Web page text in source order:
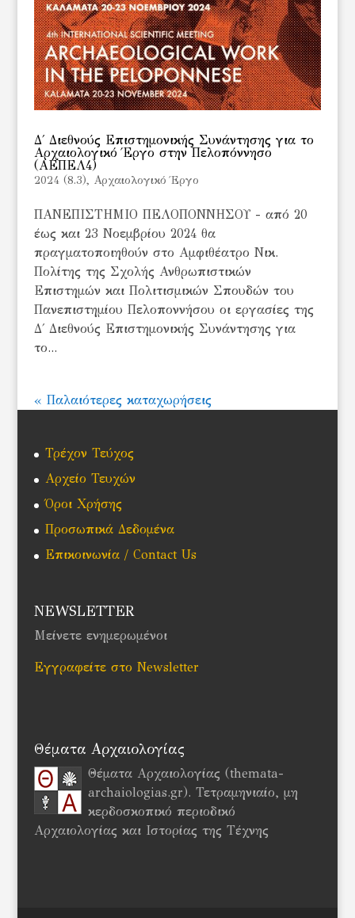
Δ΄ Διεθνούς Επιστημονικής Συνάντησης για το
Αρχαιολογικό Έργο στην Πελοπόννησο
(ΑΕΠΕΛ4)
2024 (8.3), Αρχαιολογικό Έργο
ΠΑΝΕΠΙΣΤΗΜΙΟ ΠΕΛΟΠΟΝΝΗΣΟΥ - από 20
έως και 23 Νοεμβρίου 2024 θα
πραγματοποιηθούν στο Αμφιθέατρο Νικ.
Πολίτης της Σχολής Ανθρωπιστικών
Επιστημών και Πολιτισμικών Σπουδών του
Πανεπιστημίου Πελοποννήσου οι εργασίες της
Δ΄ Διεθνούς Επιστημονικής Συνάντησης για
το...
« Παλαιότερες καταχωρήσεις
Τρέχον Τεύχος
Αρχείο Τευχών
Όροι Χρήσης
Προσωπικά Δεδομένα
Επικοινωνία / Contact Us
NEWSLETTER
Μείνετε ενημερωμένοι
Εγγραφείτε στο Newsletter
Θέματα Αρχαιολογίας
Θέματα Αρχαιολογίας (themata-
archaiologias.gr). Τετραμηνιαίο, μη
κερδοσκοπικό περιοδικό
Αρχαιολογίας και Ιστορίας της Τέχνης